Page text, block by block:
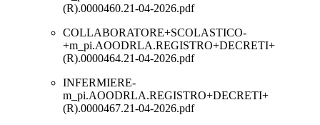
(R).0000460.21-04-2026.pdf
COLLABORATORE+SCOLASTICO-
+m_pi.AOODRLA.REGISTRO+DECRETI+
(R).0000464.21-04-2026.pdf
INFERMIERE-
m_pi.AOODRLA.REGISTRO+DECRETI+
(R).0000467.21-04-2026.pdf